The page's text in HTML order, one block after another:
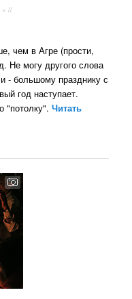
» //
чем в Агре (прости,
Не могу другого слова
- большому празднику с
год наступает.
"потолку".Читать